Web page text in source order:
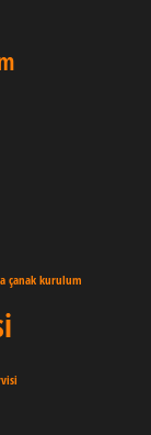
çanak kurulum